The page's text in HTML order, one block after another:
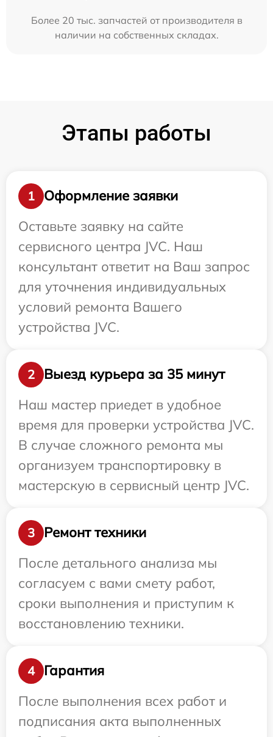
Более 20 тыс. запчастей от производителя в
наличии на собственных складах.
Этапы работы
1
Оформление заявки
Оставьте заявку на сайте
сервисного центра JVC. Наш
консультант ответит на Ваш запрос
для уточнения индивидуальных
условий ремонта Вашего
устройства JVC.
2
Выезд курьера за 35 минут
Наш мастер приедет в удобное
время для проверки устройства JVC.
В случае сложного ремонта мы
организуем транспортировку в
мастерскую в сервисный центр JVC.
3
Ремонт техники
После детального анализа мы
согласуем с вами смету работ,
сроки выполнения и приступим к
восстановлению техники.
4
Гарантия
После выполнения всех работ и
подписания акта выполненных